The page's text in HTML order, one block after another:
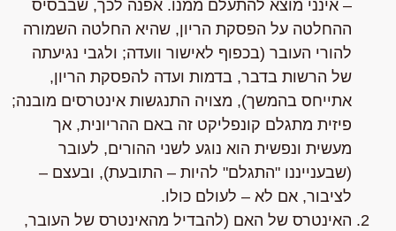
– אינני מוצא להתעלם ממנו. אפנה לכך, שבבסיס
ההחלטה על הפסקת הריון, שהיא החלטה השמורה
להורי העובר (בכפוף לאישור וועדה; ולגבי נגיעתה
של הרשות בדבר, בדמות ועדה להפסקת הריון,
אתייחס בהמשך), מצויה התנגשות אינטרסים מובנה;
פיזית מתגלם קונפליקט זה באם ההריונית, אך
מעשית ונפשית הוא נוגע לשני ההורים, לעובר
(שבענייננו "התגלם" להיות – התובעת), ובעצם –
לציבור, אם לא – לעולם כולו.
האינטרס של האם(להבדיל מהאינטרס של העובר,